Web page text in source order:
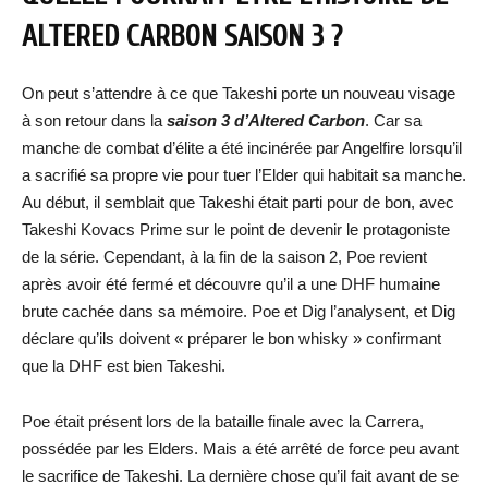
ALTERED CARBON SAISON 3 ?
On peut s’attendre à ce que Takeshi porte un nouveau visage
à son retour dans la saison 3 d’Altered Carbon. Car sa
manche de combat d’élite a été incinérée par Angelfire lorsqu’il
a sacrifié sa propre vie pour tuer l’Elder qui habitait sa manche.
Au début, il semblait que Takeshi était parti pour de bon, avec
Takeshi Kovacs Prime sur le point de devenir le protagoniste
de la série. Cependant, à la fin de la saison 2, Poe revient
après avoir été fermé et découvre qu’il a une DHF humaine
brute cachée dans sa mémoire. Poe et Dig l’analysent, et Dig
déclare qu’ils doivent « préparer le bon whisky » confirmant
que la DHF est bien Takeshi.
Poe était présent lors de la bataille finale avec la Carrera,
possédée par les Elders. Mais a été arrêté de force peu avant
le sacrifice de Takeshi. La dernière chose qu’il fait avant de se